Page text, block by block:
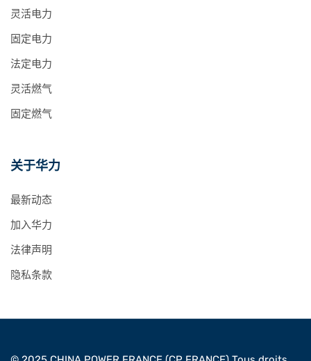
灵活电力
固定电力
法定电力
灵活燃气
固定燃气
关于华力
最新动态
加入华力
法律声明
隐私条款